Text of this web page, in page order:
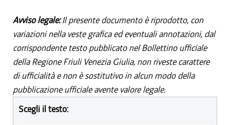
Avviso legale:Il presente documento è riprodotto, con
variazioni nella veste grafica ed eventuali annotazioni, dal
corrispondente testo pubblicato nel Bollettino ufficiale
della Regione Friuli Venezia Giulia, non riveste carattere
di ufficialità e non è sostitutivo in alcun modo della
pubblicazione ufficiale avente valore legale.
Scegli il testo: